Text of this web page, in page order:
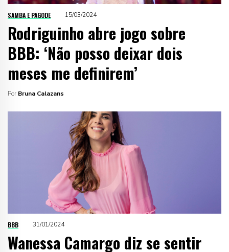
SAMBA E PAGODE 15/03/2024
Rodriguinho abre jogo sobre
BBB: ‘Não posso deixar dois
meses me definirem’
Por Bruna Calazans
BBB 31/01/2024
Wanessa Camargo diz se sentir